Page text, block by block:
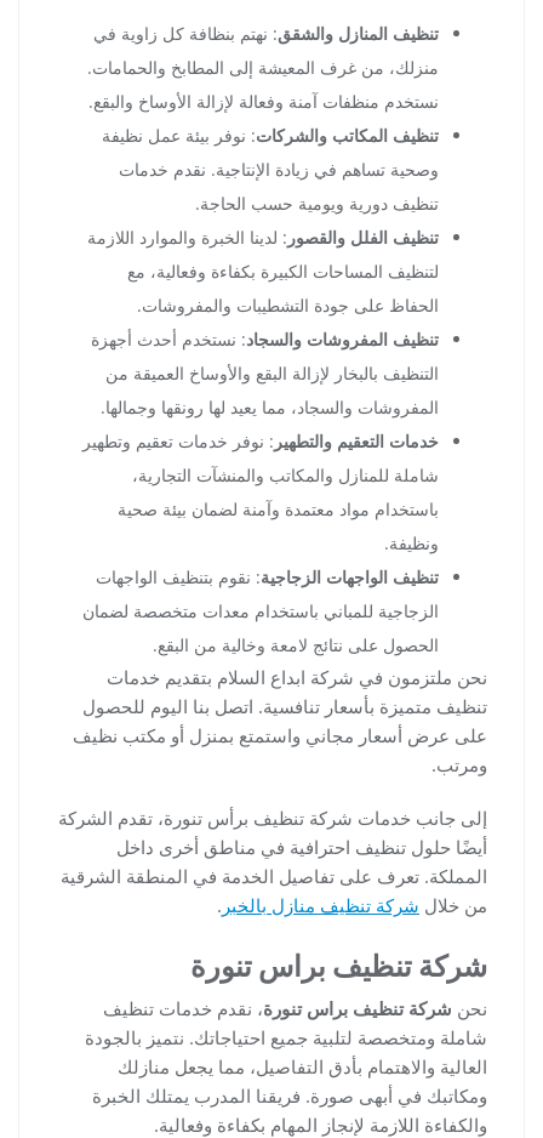
تنظيف المنازل والشقق: نهتم بنظافة كل زاوية في
منزلك، من غرف المعيشة إلى المطابخ والحمامات.
نستخدم منظفات آمنة وفعالة لإزالة الأوساخ والبقع.
تنظيف المكاتب والشركات: نوفر بيئة عمل نظيفة
وصحية تساهم في زيادة الإنتاجية. نقدم خدمات
تنظيف دورية ويومية حسب الحاجة.
تنظيف الفلل والقصور : لدينا الخبرة والموارد اللازمة
لتنظيف المساحات الكبيرة بكفاءة وفعالية، مع
الحفاظ على جودة التشطيبات والمفروشات.
تنظيف المفروشات والسجاد: نستخدم أحدث أجهزة
التنظيف بالبخار لإزالة البقع والأوساخ العميقة من
المفروشات والسجاد، مما يعيد لها رونقها وجمالها.
خدمات التعقيم والتطهير : نوفر خدمات تعقيم وتطهير
شاملة للمنازل والمكاتب والمنشآت التجارية،
باستخدام مواد معتمدة وآمنة لضمان بيئة صحية
ونظيفة.
تنظيف الواجهات الزجاجية: نقوم بتنظيف الواجهات
الزجاجية للمباني باستخدام معدات متخصصة لضمان
الحصول على نتائج لامعة وخالية من البقع.
نحن ملتزمون في شركة ابداع السلام بتقديم خدمات
تنظيف متميزة بأسعار تنافسية. اتصل بنا اليوم للحصول
على عرض أسعار مجاني واستمتع بمنزل أو مكتب نظيف
ومرتب.
إلى جانب خدمات شركة تنظيف برأس تنورة، تقدم الشركة
أيضًا حلول تنظيف احترافية في مناطق أخرى داخل
المملكة. تعرف على تفاصيل الخدمة في المنطقة الشرقية
من خلال شركة تنظيف منازل بالخبر .
شركة تنظيف براس تنورة
نحن شركة تنظيف براس تنورة، نقدم خدمات تنظيف
شاملة ومتخصصة لتلبية جميع احتياجاتك. نتميز بالجودة
العالية والاهتمام بأدق التفاصيل، مما يجعل منازلك
ومكاتبك في أبهى صورة. فريقنا المدرب يمتلك الخبرة
والكفاءة اللازمة لإنجاز المهام بكفاءة وفعالية.